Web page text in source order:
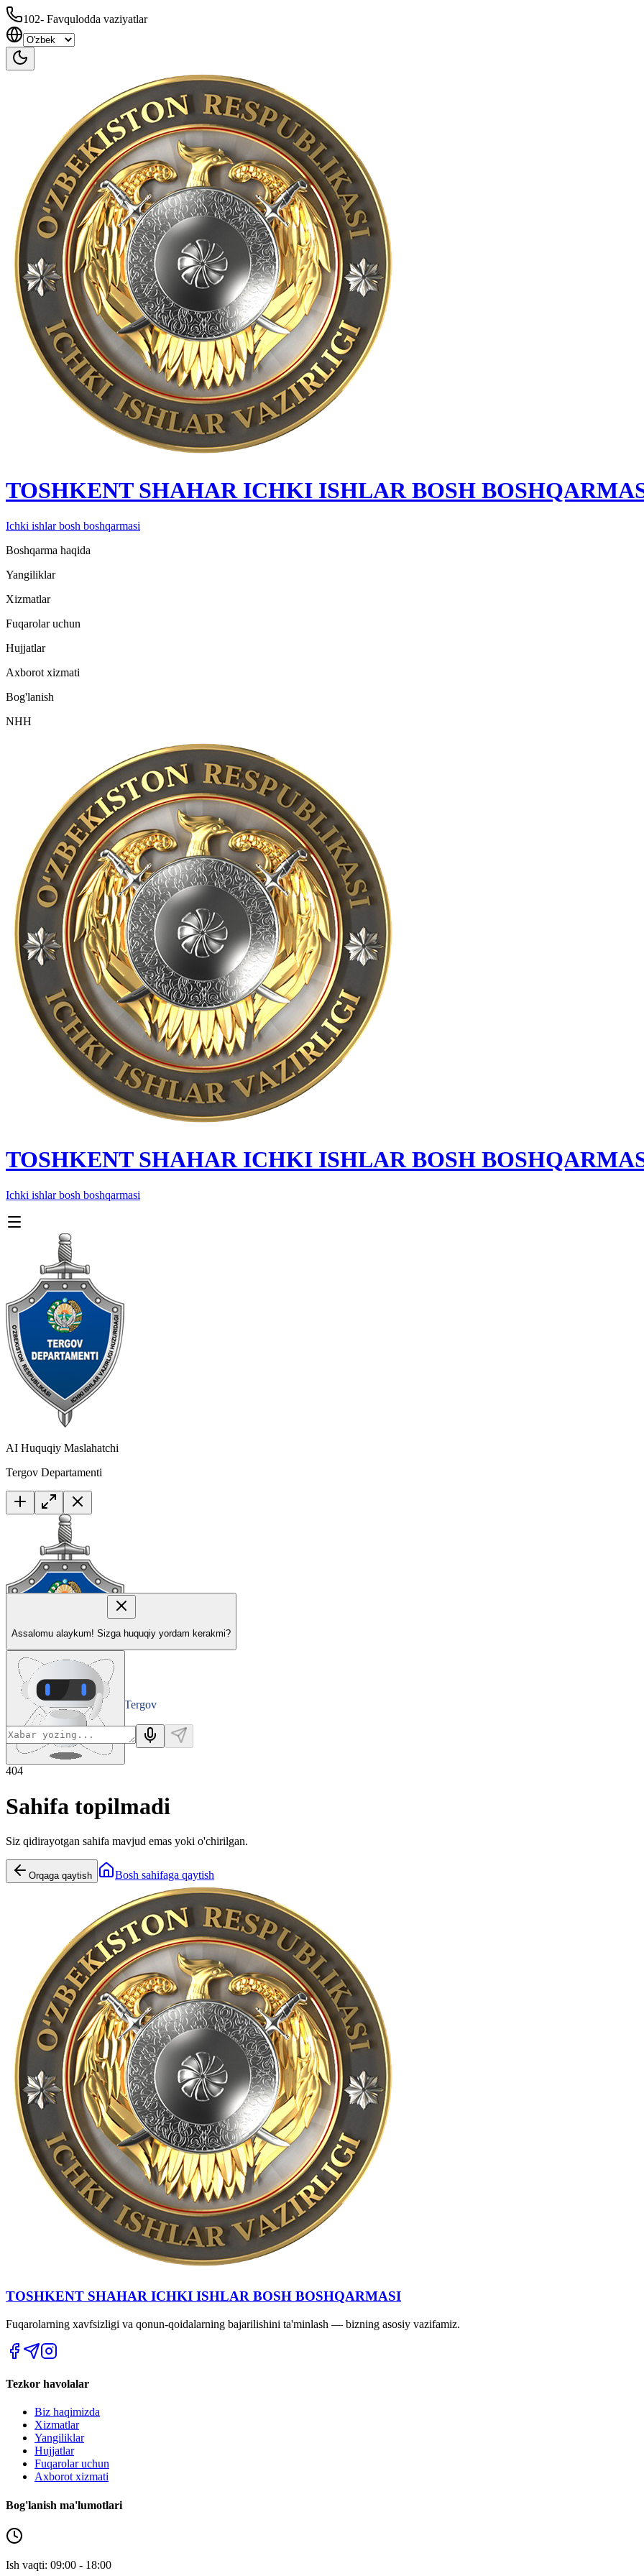
102- Favqulodda vaziyatlar
TOSHKENT SHAHAR IСHKI ISHLAR BOSH
Ichki ishlar bosh boshqarmasi
Boshqarma haqida
Yangiliklar
Xizmatlar
Fuqarolar uchun
Hujjatlar
Axborot xizmati
Bog'lanish
NHH
TOSHKENT SHAHAR IСHKI ISHLAR BOSH
Ichki ishlar bosh boshqarmasi
AI Huquqiy Maslahatchi
Tergov Departamenti
Tergov
Departamenti
Assalomu alaykum! Sizga huquqiy yordam kerakmi?
404
Sahifa topilmadi
Siz qidirayotgan sahifa mavjud emas yoki o'chirilgan.
Orqaga qaytish Bosh sahifaga qaytish
TOSHKENT SHAHAR IСHKI ISHLAR BOSH BOSHQARMASI
Fuqarolarning xavfsizligi va qonun-qoidalarning bajarilishini ta'minlash — bizning asosiy vazifamiz.
Tezkor havolalar
Biz haqimizda
Xizmatlar
Yangiliklar
Hujjatlar
Fuqarolar uchun
Axborot xizmati
Bog'lanish ma'lumotlari
Ish vaqti: 09:00 - 18:00